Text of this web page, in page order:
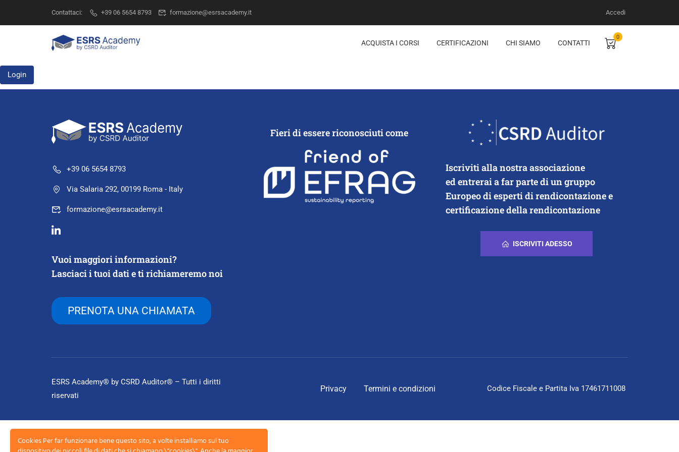
Contattaci: +39 06 5654 8793 formazione@esrsacademy.it Accedi
ACQUISTA I CORSI CERTIFICAZIONI CHI SIAMO CONTATTI
0
Login
+39 06 5654 8793
Via Salaria 292, 00199 Roma - Italy
formazione@esrsacademy.it
Vuoi maggiori informazioni?
Lasciaci i tuoi dati e ti richiameremo noi
PRENOTA UNA CHIAMATA
Fieri di essere riconosciuti come
Iscriviti alla nostra associazione
ed entrerai a far parte di un gruppo
Europeo di esperti di rendicontazione e
certificazione della rendicontazione
ISCRIVITI ADESSO
ESRS Academy® by CSRD Auditor® – Tutti i diritti
riservati
Privacy Termini e condizioni Codice Fiscale e Partita Iva 17461711008
Cookies Per far funzionare bene questo sito, a volte installiamo sul tuo